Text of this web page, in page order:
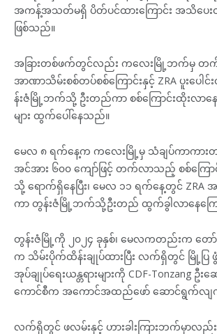
အကန့်အသတ်မရှိ ပိတ်ပင်ထားကြောင်း အသိပေးထု
ဖြစ်သည်။
အခြားတစ်ဖက်တွင်လည်း ကလေးမြို့ဘက်မှ
အာဏာသိမ်းစစ်တပ်စစ်ကြောင်းနှင့် ZRA ပူးပေါ
န်းဇံမြို့ဘက်သို့ ဦးတည်ကာ စစ်ကြောင်းထိုးလာနေ
များ ထွက်ပေါ်နေသည်။
မေလ ၈ ရက်နေ့က ကလေးမြို့မှ သံချပ်ကာကားတ
အင်အား ၆၀၀ ကျော်ဖြင့် တက်လာသည့် စစ်ကြေ
သို့ ရောက်ရှိနေပြီး၊ မေလ ၁၁ ရက်နေ့တွင် ZRA အဖွဲ့
ကာ တွန်းဇံမြို့ဘက်သို့ဦးတည် ထွက်ခွါလာနေကြ
တွန်းဇံမြို့ကို ၂၀၂၄ ခုနှစ်၊ မေလကတည်းက တော်
က သိမ်းပိုက်ထိန်းချုပ်ထားပြီး လက်ရှိတွင် မြို့ပြ ဖွံ့
အုပ်ချုပ်ရေးယန္တရားများကို CDF-Tonzang ဦ
ကောင်စီက အကောင်အထည်ဖော် ဆောင်ရွက်လ
လက်ရှိတွင် ဖလမ်းနှင့် ဟားခါးကြားဘက်မှာလည်း